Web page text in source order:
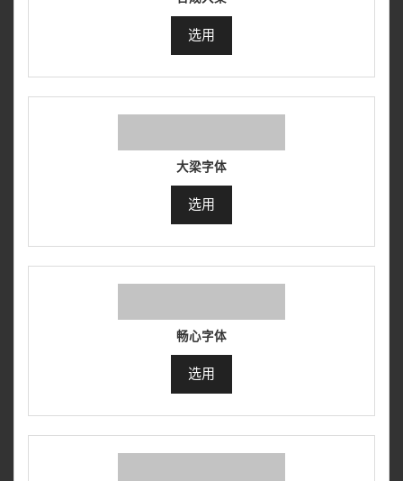
选用
大梁字体
选用
畅心字体
选用